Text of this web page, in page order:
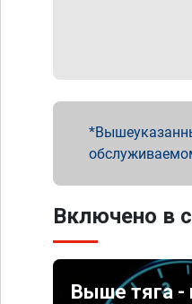
Включено в
Выше тяга -